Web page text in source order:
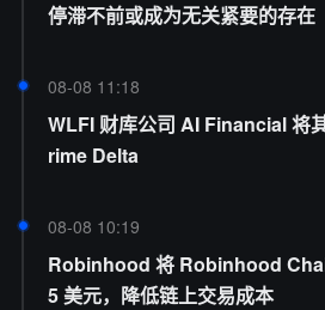
停滞不前或成为无关紧要的存在
08-08 11:18
WLFI 财库公司 AI Financial 将
rime Delta
08-08 10:19
Robinhood 将 Robinhood
5 美元，降低链上交易成本